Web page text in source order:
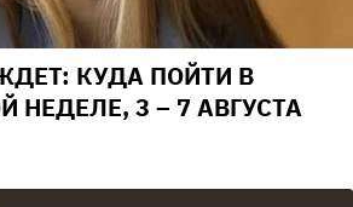
КУДА ПОЙТИ В
НЕДЕЛЕ, 3 – 7 АВГУСТА